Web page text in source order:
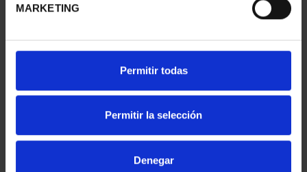
MARKETING
Permitir todas
Permitir la selección
Denegar
€16.94